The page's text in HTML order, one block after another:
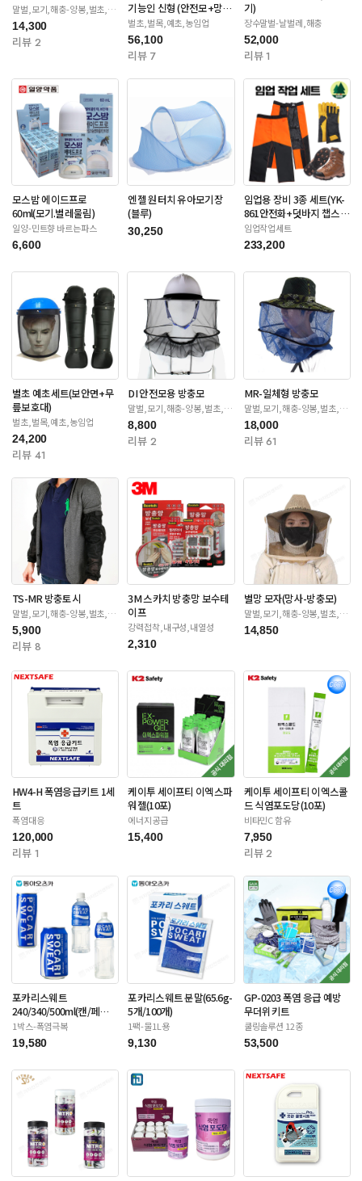
말벌,모기,해충-양봉,벌초,제
초
14,300
리뷰 2
기능인 신형 (안전모+망
+귀마개)
벌초,벌목,예초,농임업
56,100
리뷰 7
기)
장수말벌-날벌레,해충
52,000
리뷰 1
모스밤 에이드프로
60ml(모기.벌레물림)
일양-민트향 바르는파스
6,600
엔젤 원터치 유아모기장
(블루)
30,250
임업용 장비 3종 세트(YK-
861안전화+덧바지 챕스
+안전장갑)
임업작업세트
233,200
벌초 예초세트(보안면+무
릎보호대)
벌초,벌목,예초,농임업
24,200
리뷰 41
DI 안전모용 방충모
말벌,모기,해충-양봉,벌초,제
초
8,800
리뷰 2
MR-일체형 방충모
말벌,모기,해충-양봉,벌초,제
초
18,000
리뷰 61
TS-MR 방충토시
말벌,모기,해충-양봉,벌초,제
초
5,900
리뷰 8
3M 스카치 방충망 보수테
이프
강력접착,내구성,내열성
2,310
벌망 모자(망사-방충모)
말벌,모기,해충-양봉,벌초,제
초
14,850
HW4-H 폭염응급키트 1세
트
폭염대응
120,000
리뷰 1
케이투 세이프티 이엑스파
워젤(10포)
에너지공급
15,400
케이투 세이프티 이엑스콜
드 식염포도당(10포)
비타민C 함유
7,950
리뷰 2
포카리스웨트
240/340/500ml(캔/페
트-12/20/24/30입)
1박스-폭염극복
19,580
포카리스웨트 분말(65.6g-
5개/100개)
1팩-물1L용
9,130
GP-0203 폭염 응급 예방
무더위키트
쿨링솔루션 12종
53,500